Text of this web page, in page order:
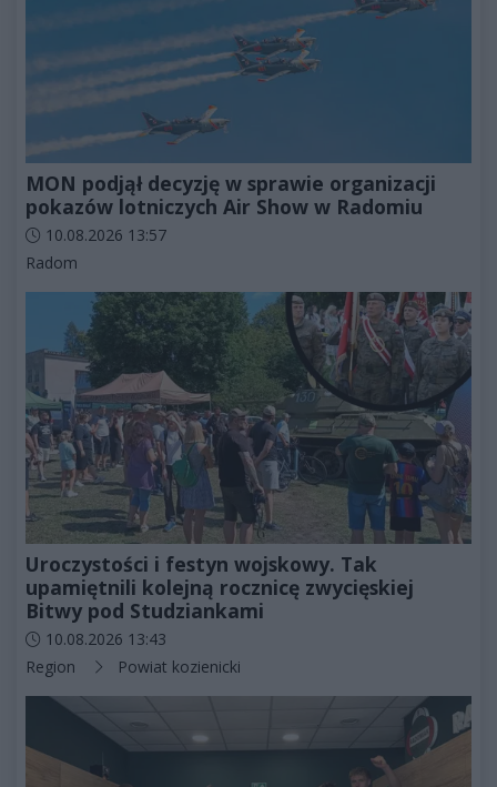
MON podjął decyzję w sprawie organizacji
pokazów lotniczych Air Show w Radomiu
Data dodania artykułu:
10.08.2026 13:57
Kategorie artykułu:
Radom
Uroczystości i festyn wojskowy. Tak
upamiętnili kolejną rocznicę zwycięskiej
Bitwy pod Studziankami
Data dodania artykułu:
10.08.2026 13:43
Kategorie artykułu:
Region Powiat kozienicki